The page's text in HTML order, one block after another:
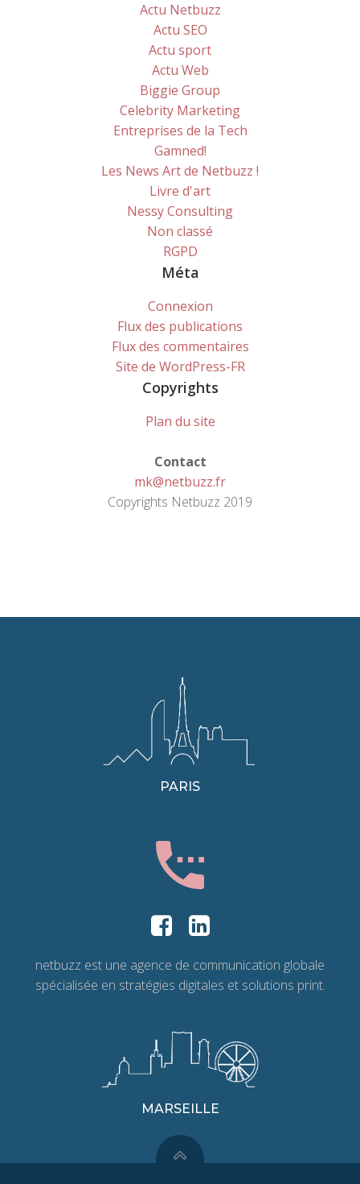
Actu Netbuzz
Actu SEO
Actu sport
Actu Web
Biggie Group
Celebrity Marketing
Entreprises de la Tech
Gamned!
Les News Art de Netbuzz !
Livre d'art
Nessy Consulting
Non classé
RGPD
Méta
Connexion
Flux des publications
Flux des commentaires
Site de WordPress-FR
Copyrights
Plan du site
Contact
mk@netbuzz.fr
Copyrights Netbuzz 2019
PARIS
netbuzz est une agence de communication globale
spécialisée en stratégies digitales et solutions print.
MARSEILLE